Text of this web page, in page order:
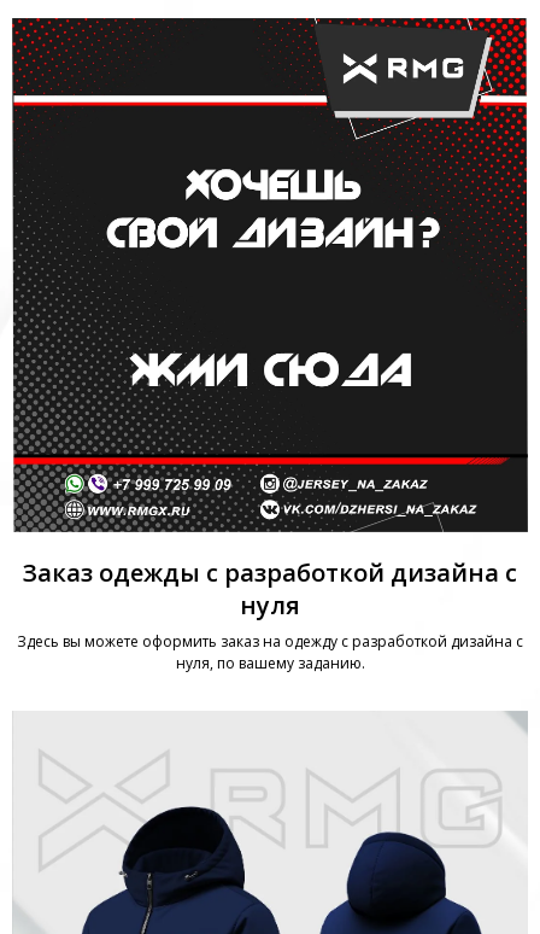
Заказ одежды с разработкой дизайна с
нуля
Здесь вы можете оформить заказ на одежду с разработкой дизайна с
нуля, по вашему заданию.